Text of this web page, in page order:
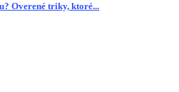
Overené triky, ktoré...